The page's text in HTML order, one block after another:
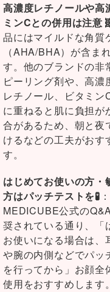
高濃度レチノールや高
ミンCとの併用は注意🧬
品にはマイルドな角質
（AHA/BHA）が含ま
す。他のブランドの非
ピーリング剤や、高濃
レチノール、ビタミン
に重ねると肌に負担が
合があるため、朝と夜
けるなどの工夫がおす
す。
はじめてお使いの方・
方はパッチテストを🧪 ：
MEDICUBE公式の
奨されている通り、「
お使いになる場合は、
や腕の内側などでパッ
を行ってから」お顔全
使用をおすすめします。